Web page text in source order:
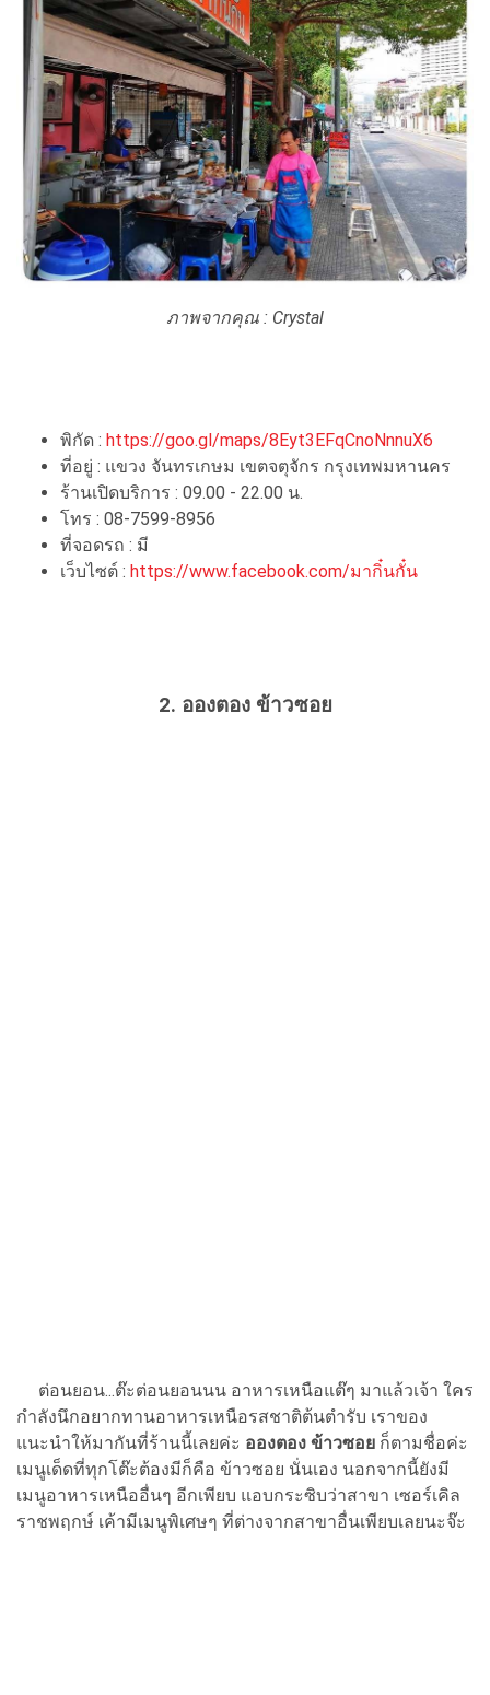
ภาพจากคุณ : Crystal
พิกัด : https://goo.gl/maps/8Eyt3EFqCnoNnnuX6
ที่อยู่ : แขวง จันทรเกษม เขตจตุจักร กรุงเทพมหานคร
ร้านเปิดบริการ : 09.00 - 22.00 น.
โทร : 08-7599-8956
ที่จอดรถ : มี
เว็บไซต์ : https://www.facebook.com/มากิ๋นกั๋น
2. อองตอง ข้าวซอย
ต่อนยอน...ต๊ะต่อนยอนนน อาหารเหนือแต๊ๆ มาแล้วเจ้า ใคร
กำลังนึกอยากทานอาหารเหนือรสชาติต้นตำรับ เราของ
แนะนำให้มากันที่ร้านนี้เลยค่ะ อองตอง ข้าวซอย ก็ตามชื่อค่ะ
เมนูเด็ดที่ทุกโต๊ะต้องมีก็คือ ข้าวซอย นั่นเอง นอกจากนี้ยังมี
เมนูอาหารเหนืออื่นๆ อีกเพียบ แอบกระซิบว่าสาขา เซอร์เคิล
ราชพฤกษ์ เค้ามีเมนูพิเศษๆ ที่ต่างจากสาขาอื่นเพียบเลยนะจ๊ะ